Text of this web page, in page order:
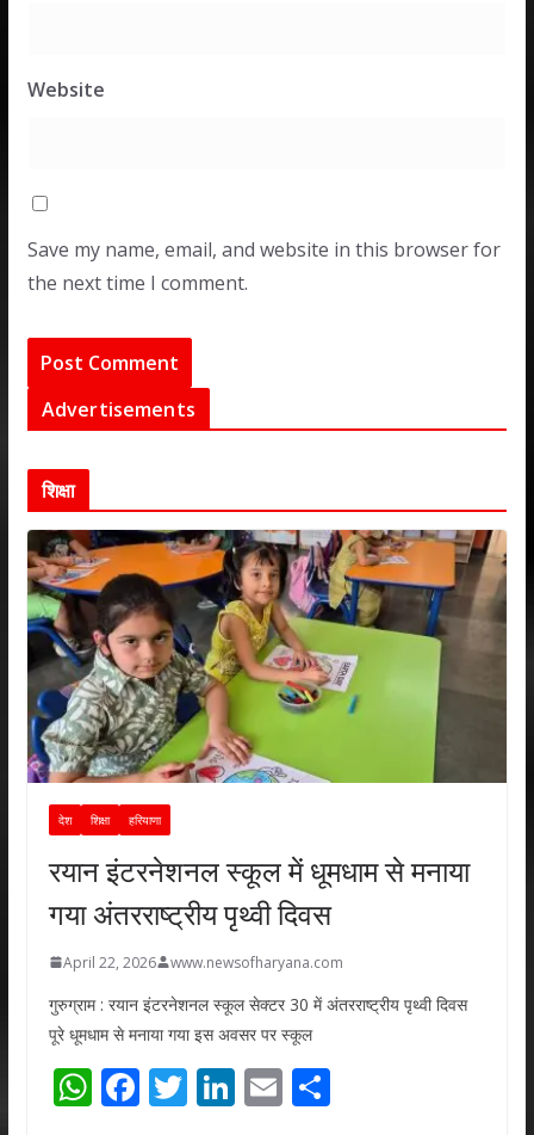
Website
Save my name, email, and website in this browser for
the next time I comment.
Advertisements
शिक्षा
देश शिक्षा हरियाणा
रयान इंटरनेशनल स्कूल में धूमधाम से मनाया
गया अंतरराष्ट्रीय पृथ्वी दिवस
April 22, 2026 www.newsofharyana.com
गुरुग्राम : रयान इंटरनेशनल स्कूल सेक्टर 30 में अंतरराष्ट्रीय पृथ्वी दिवस
पूरे धूमधाम से मनाया गया इस अवसर पर स्कूल
W F T Li E S